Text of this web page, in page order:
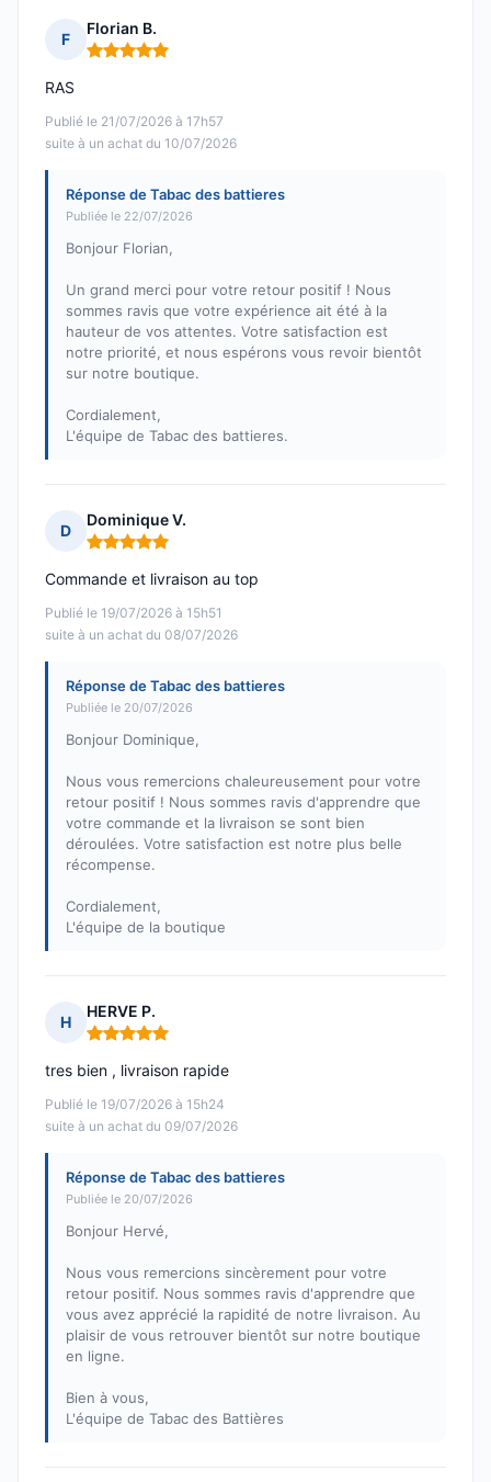
F
Florian B.
Note : 5 sur 5
Publié le 21/07/2026 à 17h57
suite à un achat du 10/07/2026
RAS
Réponse de Tabac des battieres
Publiée le 22/07/2026
Bonjour Florian,
Un grand merci pour votre retour positif ! Nous
sommes ravis que votre expérience ait été à la
hauteur de vos attentes. Votre satisfaction est
notre priorité, et nous espérons vous revoir bientôt
sur notre boutique.
Cordialement,
L'équipe de Tabac des battieres.
D
Dominique V.
Note : 5 sur 5
Publié le 19/07/2026 à 15h51
suite à un achat du 08/07/2026
Commande et livraison au top
Réponse de Tabac des battieres
Publiée le 20/07/2026
Bonjour Dominique,
Nous vous remercions chaleureusement pour votre
retour positif ! Nous sommes ravis d'apprendre que
votre commande et la livraison se sont bien
déroulées. Votre satisfaction est notre plus belle
récompense.
Cordialement,
L'équipe de la boutique
H
HERVE P.
Note : 5 sur 5
Publié le 19/07/2026 à 15h24
suite à un achat du 09/07/2026
tres bien , livraison rapide
Réponse de Tabac des battieres
Publiée le 20/07/2026
Bonjour Hervé,
Nous vous remercions sincèrement pour votre
retour positif. Nous sommes ravis d'apprendre que
vous avez apprécié la rapidité de notre livraison. Au
plaisir de vous retrouver bientôt sur notre boutique
en ligne.
Bien à vous,
L'équipe de Tabac des Battières